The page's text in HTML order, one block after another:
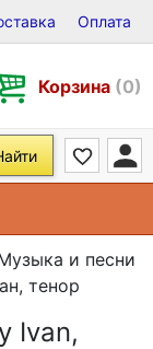
CD и DVDОплата
Корзина (0)
и песни
тенор
Ivan,